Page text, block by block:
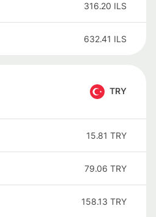
316.20 ILS
632.41 ILS
TRY
15.81 TRY
79.06 TRY
158.13 TRY